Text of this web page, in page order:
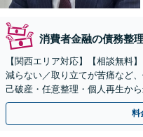
消費者金融の債務整
【関西エリア対応】【相談無料
減らない／取り立てが苦痛など
己破産・任意整理・個人再生か
ート【電話は弁護士直通】土日
料